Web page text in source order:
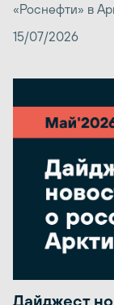
«Роснефти» в
15/07/2026
Дайджест